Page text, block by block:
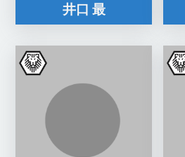
井口 最